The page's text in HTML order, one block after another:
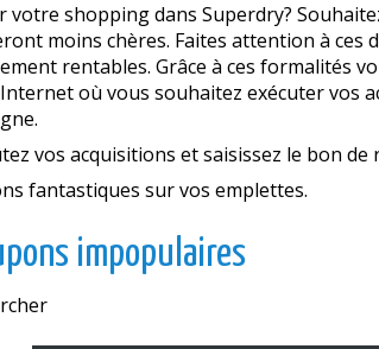
shopping dans Superdry?
moins chères. Faites attention à ces
rentables. Grâce à ces formalités
où vous souhaitez exécuter vos
vos acquisitions et saisissez le bon de
fantastiques sur vos emplettes.
impopulaires